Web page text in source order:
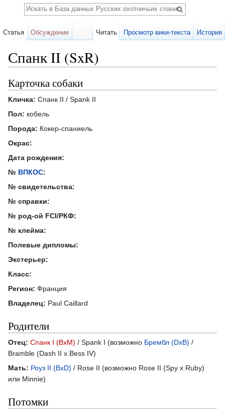
Спанк II (SxR)
Карточка собаки
Кличка: Спанк II / Spank II
Пол: кобель
Порода: Кокер-спаниель
Окрас:
Дата рождения:
№ ВПКОС:
№ свидетельства:
№ справки:
№ род-ой FCI/РКФ:
№ клейма:
Полевые дипломы:
Экстерьер:
Класс:
Регион: Франция
Владелец: Paul Caillard
Родители
Отец: Спанк I (BxM) / Spank I (возможно Брембл (DxB) /
Bramble (Dash II x Bess IV)
Мать: Роуз II (BxD) / Rose II (возможно Rose II (Spy x Ruby)
или Minnie)
Потомки
Статья Обсуждение Читать Просмотр вики-текста История
Поиск